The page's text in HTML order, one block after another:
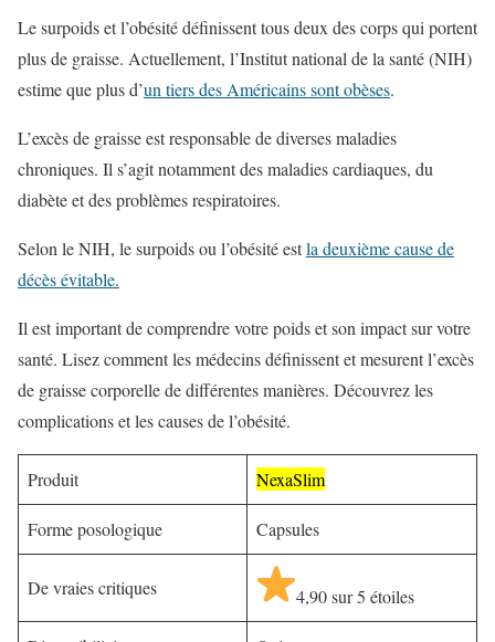
Le surpoids et l’obésité définissent tous deux des corps qui portent
plus de graisse. Actuellement, l’Institut national de la santé (NIH)
estime que plus d’un tiers des Américains sont obèses.
L’excès de graisse est responsable de diverses maladies
chroniques. Il s’agit notamment des maladies cardiaques, du
diabète et des problèmes respiratoires.
Selon le NIH, le surpoids ou l’obésité estla deuxième cause de
décès évitable.
Il est important de comprendre votre poids et son impact sur votre
santé. Lisez comment les médecins définissent et mesurent l’excès
de graisse corporelle de différentes manières. Découvrez les
complications et les causes de l’obésité.
Produit NexaSlim
Forme posologique Capsules
De vraies critiques 4,90 sur 5 étoiles